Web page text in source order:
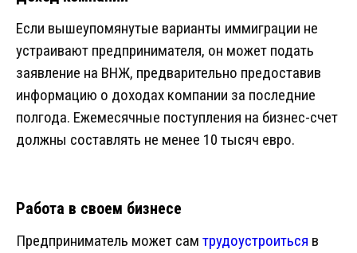
Если вышеупомянутые варианты иммиграции не
устраивают предпринимателя, он может подать
заявление на ВНЖ, предварительно предоставив
информацию о доходах компании за последние
полгода. Ежемесячные поступления на бизнес-счет
должны составлять не менее 10 тысяч евро.
Работа в своем бизнесе
Предприниматель может сам трудоустроиться в